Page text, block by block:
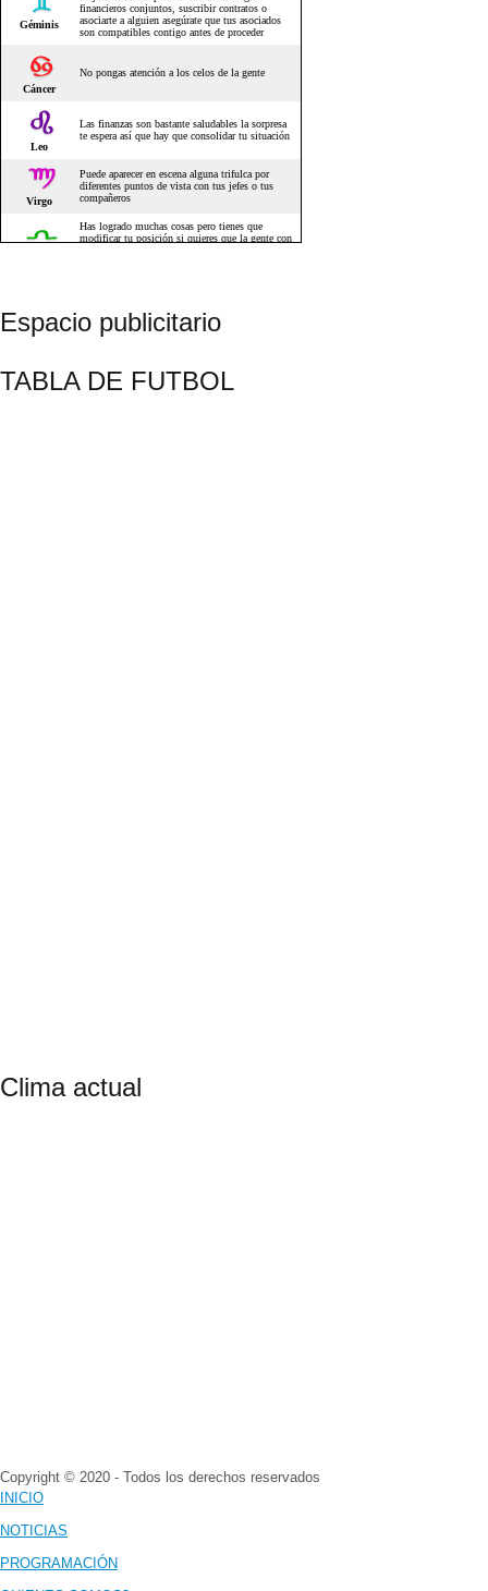
Espacio publicitario
TABLA DE FUTBOL
Clima actual
Copyright © 2020 - Todos los derechos reservados
INICIO
NOTICIAS
PROGRAMACIÓN